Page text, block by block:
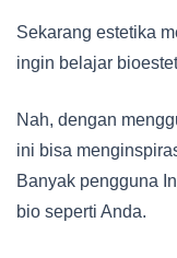
Sekarang estetika
ingin belajar
Nah, dengan
ini bisa
Banyak pengguna
bio seperti Anda.